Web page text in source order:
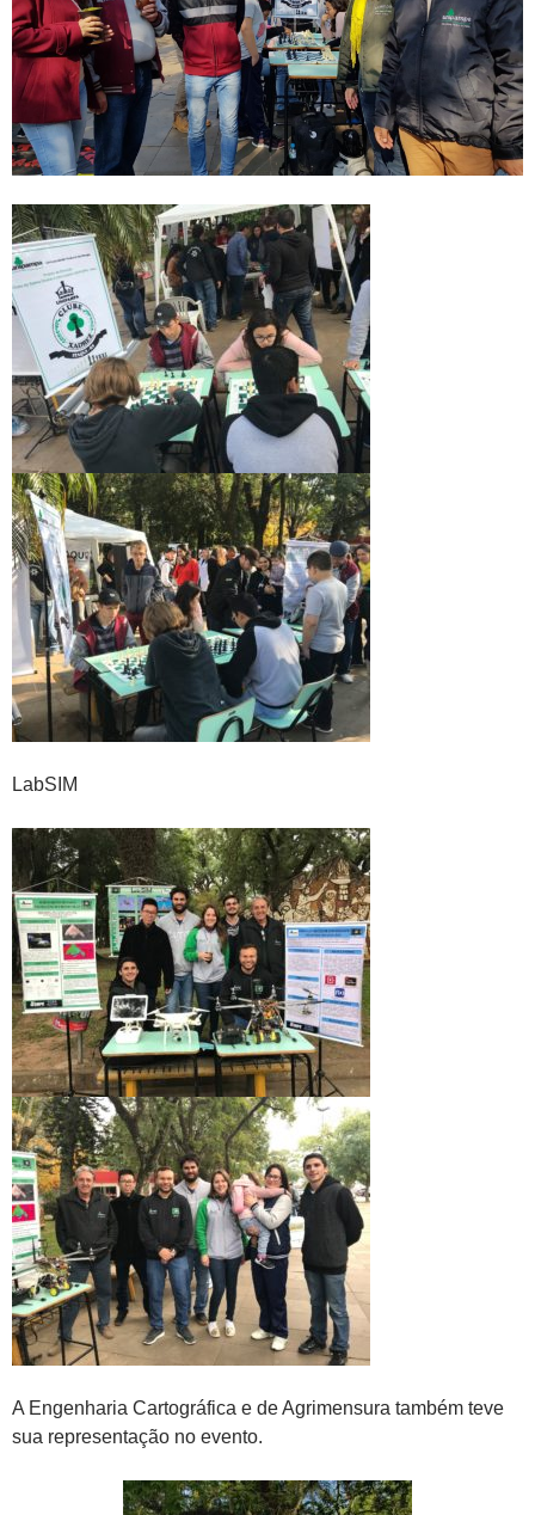
LabSIM
A Engenharia Cartográfica e de Agrimensura também teve
sua representação no evento.